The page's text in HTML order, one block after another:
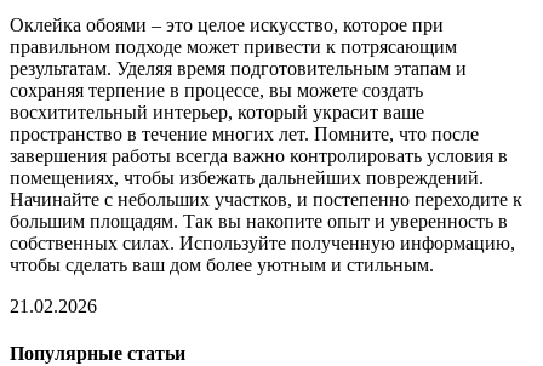
Оклейка обоями – это целое искусство, которое при
правильном подходе может привести к потрясающим
результатам. Уделяя время подготовительным этапам и
сохраняя терпение в процессе, вы можете создать
восхитительный интерьер, который украсит ваше
пространство в течение многих лет. Помните, что после
завершения работы всегда важно контролировать условия в
помещениях, чтобы избежать дальнейших повреждений.
Начинайте с небольших участков, и постепенно переходите к
большим площадям. Так вы накопите опыт и уверенность в
собственных силах. Используйте полученную информацию,
чтобы сделать ваш дом более уютным и стильным.
21.02.2026
Популярные статьи